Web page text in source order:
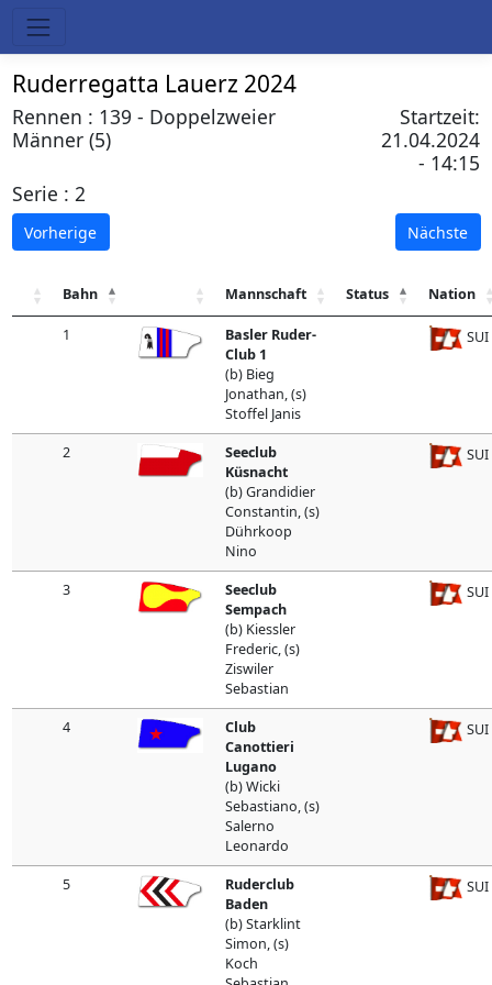
Ruderregatta Lauerz 2024
Rennen : 139 - Doppelzweier
Männer (5)
Startzeit:
21.04.2024
- 14:15
Serie : 2
Vorherige Nächste
Bahn Mannschaft Status Nation
1
Basler Ruder-
Club 1
(b) Bieg
Jonathan, (s)
Stoffel Janis
SUI
2
Seeclub
Küsnacht
(b) Grandidier
Constantin, (s)
Dührkoop
Nino
SUI
3
Seeclub
Sempach
(b) Kiessler
Frederic, (s)
Ziswiler
Sebastian
SUI
4
Club
Canottieri
Lugano
(b) Wicki
Sebastiano, (s)
Salerno
Leonardo
SUI
5
Ruderclub
Baden
(b) Starklint
Simon, (s)
Koch
SUI